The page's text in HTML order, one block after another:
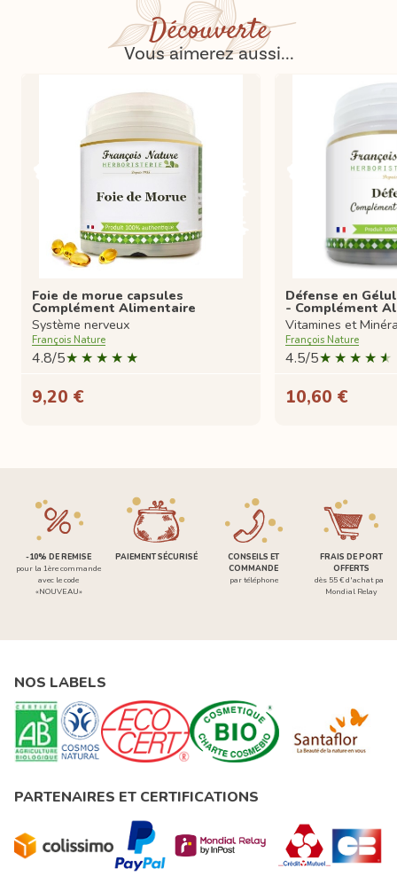
Découverte
Vous aimerez aussi...
Foie de morue capsules
Complément Alimentaire
Système nerveux
François Nature
4.8/5
9,20 €
Défense en
- Complément
Vitamines et
François Nature
4.5/5
10,60 €
-10% DE REMISE
pour la 1ère commande
avec le code
«NOUVEAU»
PAIEMENT SÉCURISÉ
CONSEILS ET
COMMANDE
par téléphone
FRAIS DE PORT
OFFERTS
dès 55 € d'achat par
Mondial Relay
NOS LABELS
PARTENAIRES ET CERTIFICATIONS